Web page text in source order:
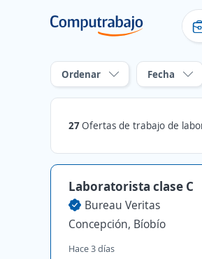
Ordenar Fecha
27Ofertas de trabajo de
Laboratorista clase C
Bureau Veritas
Concepción, Bíobío
Hace 3 días